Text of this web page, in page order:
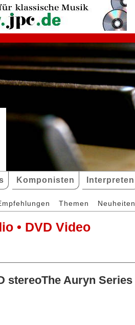
Komponisten Interpreten
Themen Neuheiten
• DVD Video
stereoThe Auryn Series